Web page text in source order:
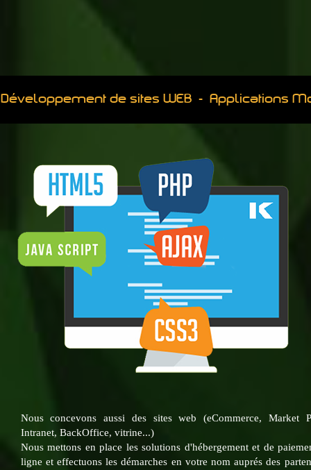
Développement de sites WEB - Applications
Nous concevons aussi des sites web (eCommerce, Market
Intranet, BackOffice, vitrine...)
Nous mettons en place les solutions d'hébergement et de
ligne et effectuons les démarches en votre nom auprés des